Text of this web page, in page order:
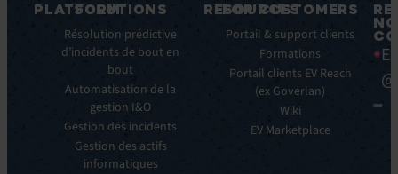
PLATFORM
Fonctionnalités
clés
clés
Intégrations
Pulse
SOLUTIONS
Résolution prédictive
d’incidents de bout en
bout
Automatisation de la
gestion I&O
Gestion des incidents
Gestion des actifs
informatiques
RESOURCES
Blog
Livres
Infographies
Brochures
FOR CUSTOMERS
Portail & support clients
Formations
Portail clients EV Reach
(ex Goverlan)
Wiki
EV Marketplace